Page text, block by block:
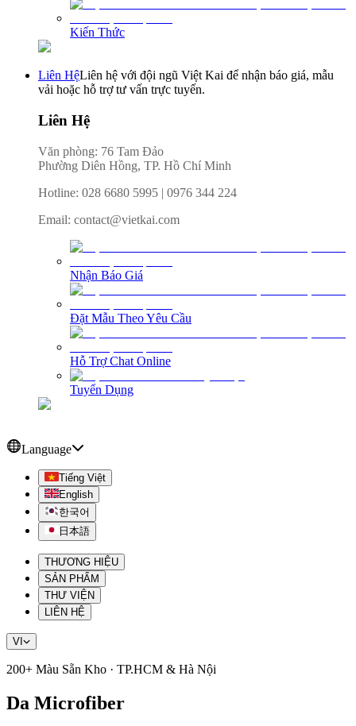
Kiến Thức
Liên HệLiên hệ với đội ngũ Việt Kai để nhận báo giá, mẫu
vải hoặc hỗ trợ tư vấn trực tuyến.
Liên Hệ
Văn phòng: 76 Tam Đảo
Phường Diên Hồng, TP. Hồ Chí Minh
Hotline: 028 6680 5995 | 0976 344 224
Email: contact@vietkai.com
Nhận Báo Giá
Đặt Mẫu Theo Yêu Cầu
Hỗ Trợ Chat Online
Tuyển Dụng
Language
Tiếng Việt
English
한국어
日本語
THƯƠNG HIỆU
SẢN PHẨM
THƯ VIỆN
LIÊN HỆ
VI
200+ Màu Sẵn Kho · TP.HCM & Hà Nội
Da Microfiber